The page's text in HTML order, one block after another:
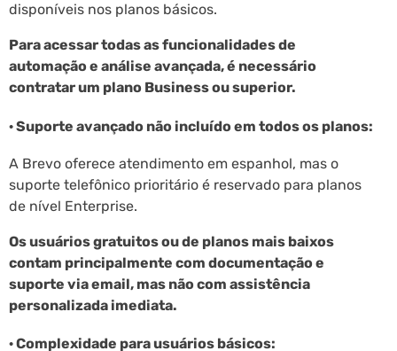
disponíveis nos planos básicos.
Para acessar todas as funcionalidades de
automação e análise avançada, é necessário
contratar um plano Business ou superior.
· Suporte avançado não incluído em todos os planos:
A Brevo oferece atendimento em espanhol, mas o
suporte telefônico prioritário é reservado para planos
de nível Enterprise.
Os usuários gratuitos ou de planos mais baixos
contam principalmente com documentação e
suporte via email, mas não com assistência
personalizada imediata.
· Complexidade para usuários básicos: